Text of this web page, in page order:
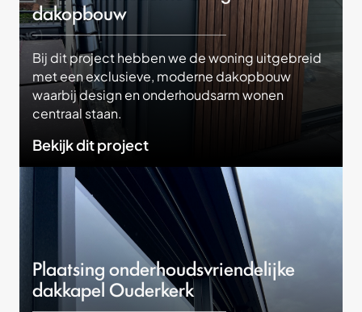
dakopbouw
Bij dit project hebben we de woning uitgebreid
met een exclusieve, moderne dakopbouw
waarbij design en onderhoudsarm wonen
centraal staan.
Bekijk dit project
Plaatsing onderhoudsvriendelijke
dakkapel Ouderkerk